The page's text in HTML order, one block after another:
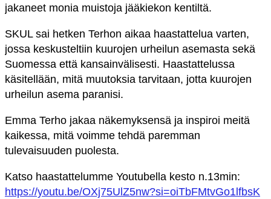
jakaneet monia muistoja jääkiekon kentiltä.
SKUL sai hetken Terhon aikaa haastattelua varten,
jossa keskusteltiin kuurojen urheilun asemasta sekä
Suomessa että kansainvälisesti. Haastattelussa
käsitellään, mitä muutoksia tarvitaan, jotta kuurojen
urheilun asema paranisi.
Emma Terho jakaa näkemyksensä ja inspiroi meitä
kaikessa, mitä voimme tehdä paremman
tulevaisuuden puolesta.
Katso haastattelumme Youtubella kesto n.13min:
https://youtu.be/OXj75UlZ5nw?si=oiTbFMtvGo1lfbsK